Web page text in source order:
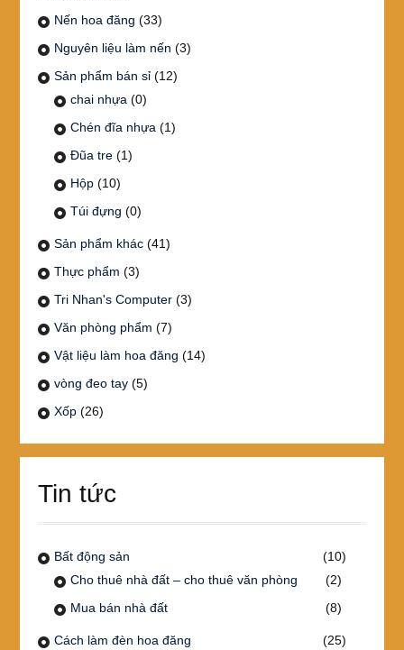
Nến hoa đăng (33)
Nguyên liệu làm nến (3)
Sản phẩm bán sỉ (12)
chai nhựa (0)
Chén đĩa nhựa (1)
Đũa tre (1)
Hộp (10)
Túi đựng (0)
Sản phẩm khác (41)
Thực phẩm (3)
Tri Nhan's Computer (3)
Văn phòng phẩm (7)
Vật liệu làm hoa đăng (14)
vòng đeo tay (5)
Xốp (26)
Tin tức
Bất động sản
(10)
Cho thuê nhà đất – cho thuê văn phòng
(2)
Mua bán nhà đất
(8)
Cách làm đèn hoa đăng (25)